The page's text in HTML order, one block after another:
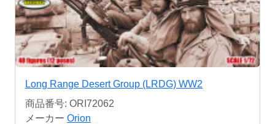
Long Range Desert Group (LRDG) WW2
商品番号: ORI72062
メーカー Orion